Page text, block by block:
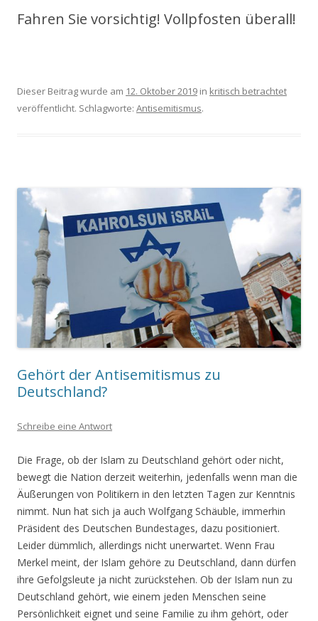
Fahren Sie vorsichtig! Vollpfosten überall!
Dieser Beitrag wurde am 12. Oktober 2019 in kritisch betrachtet
veröffentlicht. Schlagworte: Antisemitismus.
Gehört der Antisemitismus zu
Deutschland?
Schreibe eine Antwort
Die Frage, ob der Islam zu Deutschland gehört oder nicht,
bewegt die Nation derzeit weiterhin, jedenfalls wenn man die
Äußerungen von Politikern in den letzten Tagen zur Kenntnis
nimmt. Nun hat sich ja auch Wolfgang Schäuble, immerhin
Präsident des Deutschen Bundestages, dazu positioniert.
Leider dümmlich, allerdings nicht unerwartet. Wenn Frau
Merkel meint, der Islam gehöre zu Deutschland, dann dürfen
ihre Gefolgsleute ja nicht zurückstehen. Ob der Islam nun zu
Deutschland gehört, wie einem jeden Menschen seine
Persönlichkeit eignet und seine Familie zu ihm gehört, oder